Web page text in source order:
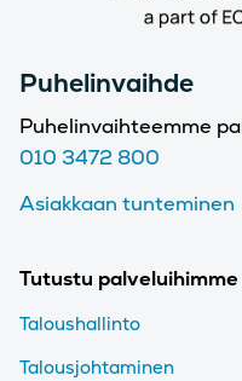
Puhelinvaihde
Puhelinvaihteemme
010 3472 800
Asiakkaan tunteminen
Tutustu palveluihimme
Taloushallinto
Talousjohtaminen